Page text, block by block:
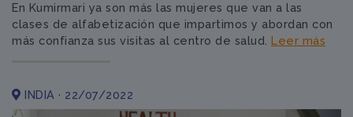
En Kumirmari ya son más las mujeres que van a las
clases de alfabetización que impartimos y abordan con
más confianza sus visitas al centro de salud. Leer más
INDIA · 22/07/2022